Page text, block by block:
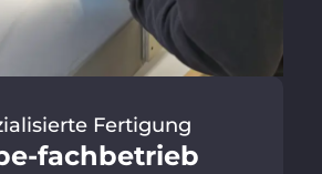
Fertigung
fachbetrieb